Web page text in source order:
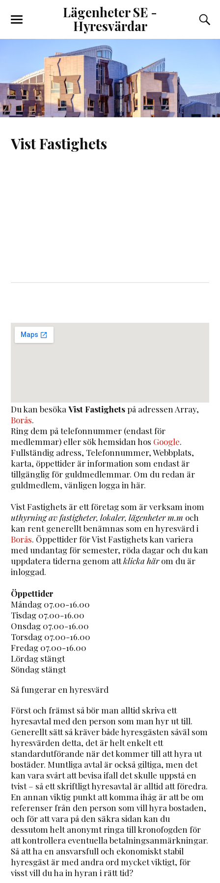
Lägenheter SE -
Hyresvärdar
Vist Fastighets
Du kan besökaVist Fastighetspå adressen Array,
Borås.
Ring dem på telefonnummer (endast för
medlemmar) eller sök hemsidan hos Google.
Fullständig adress, Telefonnummer, Webbplats,
karta, öppettider är information som endast är
tillgänglig för guldmedlemmar. Om du redan är
guldmedlem, vänligen logga in här.
Vist Fastighets är ett företag som är verksam inom
uthyrning av fastigheter, lokaler, lägenheter m.m och
kan rent generellt benämnas som en hyresvärd i
Borås. Öppettider för Vist Fastighets kan variera
med undantag för semester, röda dagar och du kan
uppdatera tiderna genom attklicka härom du är
inloggad.
Öppettider
Måndag 07.00-16.00
Tisdag 07.00-16.00
Onsdag 07.00-16.00
Torsdag 07.00-16.00
Fredag 07.00-16.00
Lördag stängt
Söndag stängt
Så fungerar en hyresvärd
Först och främst så bör man alltid skriva ett
hyresavtal med den person som man hyr ut till.
Generellt sätt så kräver både hyresgästen såväl som
hyresvärden detta, det är helt enkelt ett
standardutförande när det kommer till att hyra ut
bostäder. Muntliga avtal är också giltiga, men det
kan vara svårt att bevisa ifall det skulle uppstå en
tvist – så ett skriftligt hyresavtal är alltid att föredra.
En annan viktig punkt att komma ihåg är att be om
referenser från den person som vill hyra bostaden,
och för att vara på den säkra sidan kan du
dessutom helt anonymt ringa till kronofogden för
att kontrollera eventuella betalningsanmärkningar.
Så att ha en ansvarsfull och ekonomiskt stabil
hyresgäst är med andra ord mycket viktigt, för
visst vill du ha in hyran i rätt tid?